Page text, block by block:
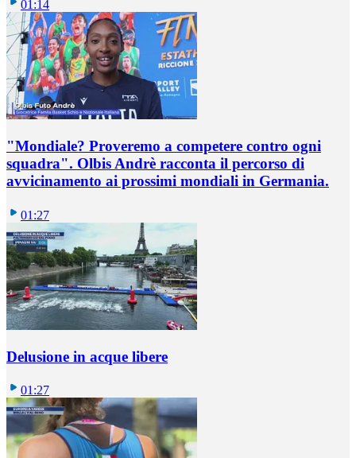
01:14
"Mondiale? Proveremo a competere contro ogni
squadra". Olbis Andrè racconta il percorso di
avvicinamento ai prossimi mondiali in Germania.
01:27
Delusione in acque libere
01:27